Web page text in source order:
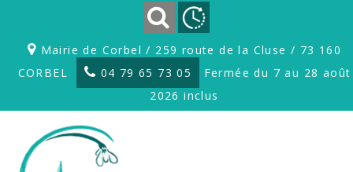
Mairie de Corbel / 259 route de la Cluse / 73 160
CORBEL
04 79 65 73 05
Fermée du 7 au 28 août
2026 inclus